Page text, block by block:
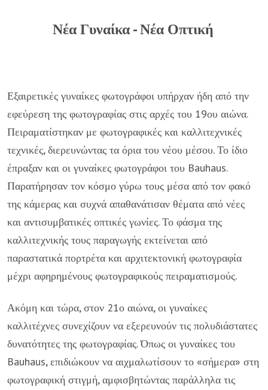
Νέα Γυναίκα - Νέα Οπτική
Εξαιρετικές γυναίκες φωτογράφοι υπήρχαν ήδη από την
εφεύρεση της φωτογραφίας στις αρχές του 19ου αιώνα.
Πειραματίστηκαν με φωτογραφικές και καλλιτεχνικές
τεχνικές, διερευνώντας τα όρια του νέου μέσου. Το ίδιο
έπραξαν και οι γυναίκες φωτογράφοι του Bauhaus.
Παρατήρησαν τον κόσμο γύρω τους μέσα από τον φακό
της κάμερας και συχνά απαθανάτισαν θέματα από νέες
και αντισυμβατικές οπτικές γωνίες. Το φάσμα της
καλλιτεχνικής τους παραγωγής εκτείνεται από
παραστατικά πορτρέτα και αρχιτεκτονική φωτογραφία
μέχρι αφηρημένους φωτογραφικούς πειραματισμούς.
Ακόμη και τώρα, στον 21ο αιώνα, οι γυναίκες
καλλιτέχνες συνεχίζουν να εξερευνούν τις πολυδιάστατες
δυνατότητες της φωτογραφίας. Όπως οι γυναίκες του
Bauhaus, επιδιώκουν να αιχμαλωτίσουν το «σήμερα» στη
φωτογραφική στιγμή, αμφισβητώντας παράλληλα τις